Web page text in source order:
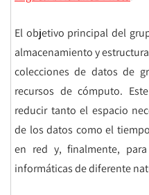
El objetivo principal del
almacenamiento y
colecciones de datos de
recursos de cómputo.
reducir tanto el espacio
de los datos como el
en red y, finalmente,
informáticas de diferente